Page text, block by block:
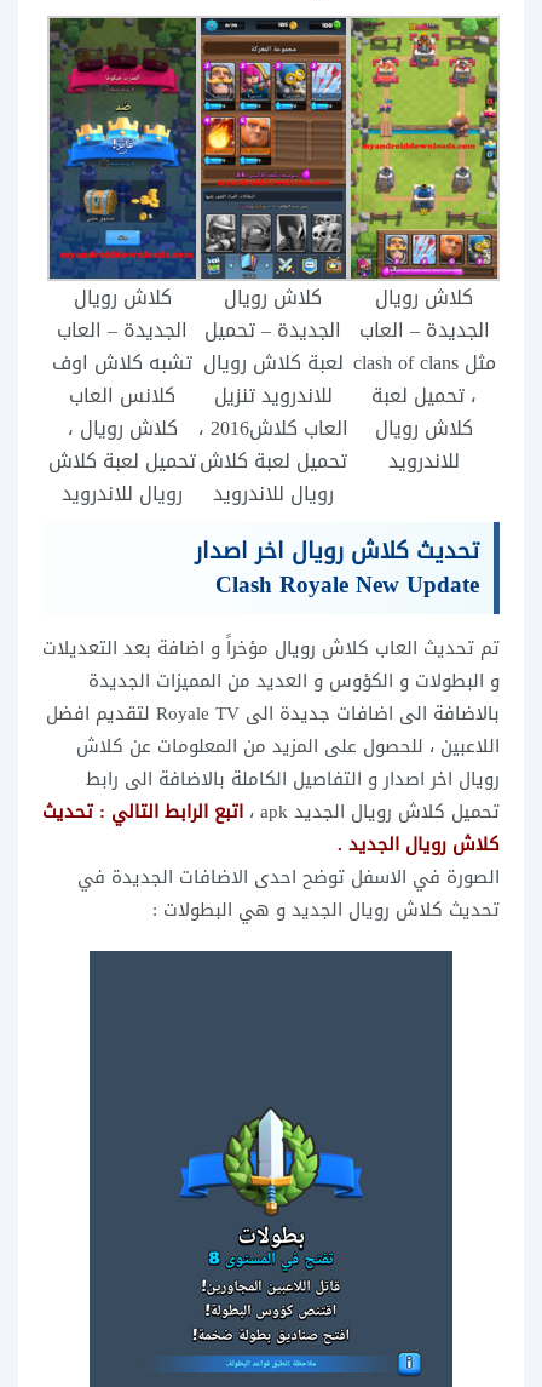
كلاش رويال
الجديدة – العاب
مثل clash of clans
، تحميل لعبة
كلاش رويال
للاندرويد
كلاش رويال
الجديدة – تحميل
لعبة كلاش رويال
للاندرويد تنزيل
العاب كلاش2016 ،
تحميل لعبة كلاش
رويال للاندرويد
كلاش رويال
الجديدة – العاب
تشبه كلاش اوف
كلانس العاب
كلاش رويال ،
تحميل لعبة كلاش
رويال للاندرويد
تحديث كلاش رويال اخر اصدار
Clash Royale New Update
تم تحديث العاب كلاش رويال مؤخراً و اضافة بعد التعديلات
و البطولات و الكؤوس و العديد من المميزات الجديدة
بالاضافة الى اضافات جديدة الى Royale TV لتقديم افضل
اللاعبين ، للحصول على المزيد من المعلومات عن كلاش
رويال اخر اصدار و التفاصيل الكاملة بالاضافة الى رابط
تحميل كلاش رويال الجديد apk ،
اتبع الرابط التالي :تحديث
كلاش رويال الجديد .
الصورة في الاسفل توضح احدى الاضافات الجديدة في
تحديث كلاش رويال الجديد و هي البطولات :